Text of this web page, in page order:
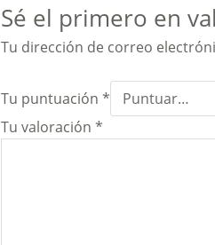
Sé el primero en
Tu dirección de correo
Tu puntuación*
Tu valoración*